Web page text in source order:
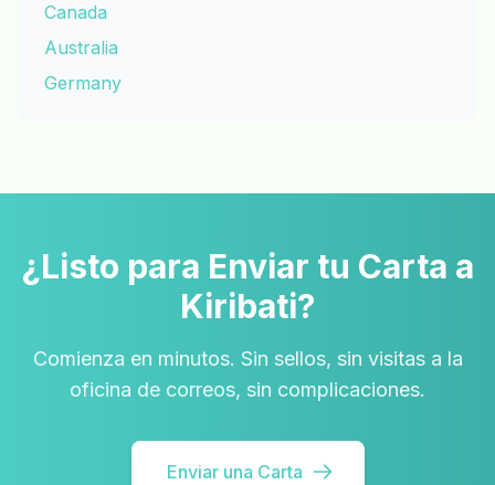
Canada
Australia
Germany
¿Listo para Enviar tu Carta a
Kiribati?
Comienza en minutos. Sin sellos, sin visitas a la
oficina de correos, sin complicaciones.
Enviar una Carta